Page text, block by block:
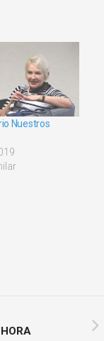
Nuestros